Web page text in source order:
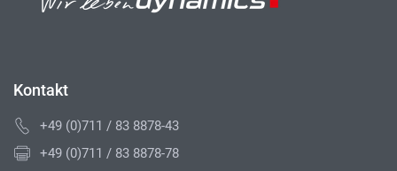
Kontakt
+49 (0)711 / 83 8878-43
+49 (0)711 / 83 8878-78